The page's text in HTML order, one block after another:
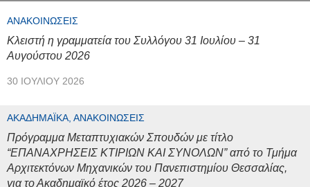
ΑΝΑΚΟΙΝΏΣΕΙΣ
Κλειστή η γραμματεία του Συλλόγου 31 Ιουλίου – 31
Αυγούστου 2026
30 ΙΟΥΛΊΟΥ 2026
ΑΚΑΔΗΜΑΪΚΆ, ΑΝΑΚΟΙΝΏΣΕΙΣ
Πρόγραμμα Μεταπτυχιακών Σπουδών με τίτλο
“ΕΠΑΝΑΧΡΗΣΕΙΣ ΚΤΙΡΙΩΝ ΚΑΙ ΣΥΝΟΛΩΝ” από το Τμήμα
Αρχιτεκτόνων Μηχανικών του Πανεπιστημίου Θεσσαλίας,
για το Ακαδημαϊκό έτος 2026 – 2027